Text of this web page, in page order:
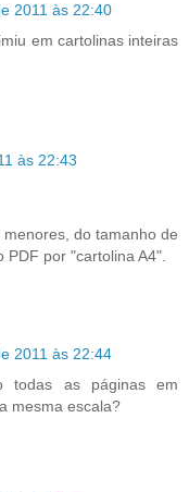
2011 às 22:40
em cartolinas inteiras
às 22:43
do tamanho de
PDF por "cartolina A4".
2011 às 22:44
todas as páginas em
mesma escala?